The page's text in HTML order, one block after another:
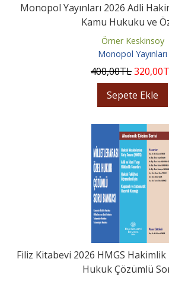
Monopol Yayınları 2026 Adli
Kamu Hukuku ve
Ömer Keskinsoy
Monopol Yayınları
400,00TL320,00
Sepete Ekle
Filiz Kitabevi 2026 HMGS
Hukuk Çözümlü